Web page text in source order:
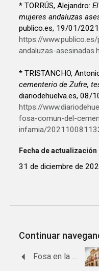
* TORRÚS, Alejandro:
mujeres andaluzas
publico.es, 19/01/
https://
andaluzas-
* TRISTANCHO,
cementerio de Zufre,
diariodehuelva.es, 08/
https://
fosa-comun-del-
infamia/
Fecha de actualización
31 de diciembre de
Continuar
Fosa en la Aldea El Pozuelo